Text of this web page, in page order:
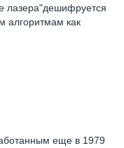
лазера"дешифруется
алгоритмам как
еще в 1979